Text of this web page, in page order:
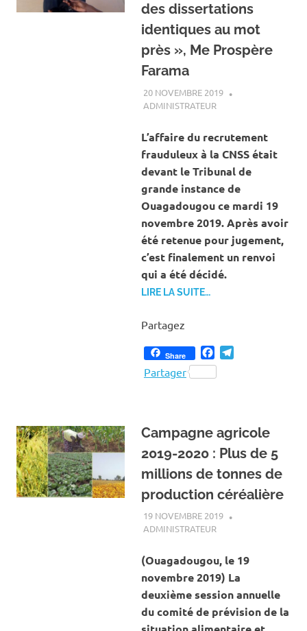
des dissertations
identiques au mot
près », Me Prospère
Farama
20 NOVEMBRE 2019
ADMINISTRATEURACTUALITÉ
L’affaire du recrutement
frauduleux à la CNSS était
devant le Tribunal de
grande instance de
Ouagadougou ce mardi 19
novembre 2019. Après avoir
été retenue pour jugement,
c’est finalement un renvoi
qui a été décidé.
LIRE LA SUITE…
Partagez
Share Facebook
Partager
Campagne agricole
2019-2020 : Plus de 5
millions de tonnes de
production céréalière
19 NOVEMBRE 2019
ADMINISTRATEURACTUALITÉ
(Ouagadougou, le 19
novembre 2019) La
deuxième session annuelle
du comité de prévision de la